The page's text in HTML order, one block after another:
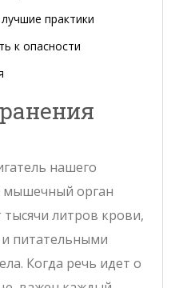
практики
к опасности
нашего
орган
литров крови,
питательными
Когда речь идет о